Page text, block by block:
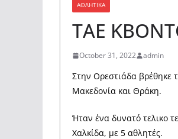
ΑΘΛΗΤΙΚΑ
ΤΑΕ
October 31, 2022 admin
Στην Ορεστιάδα βρέθηκε
Μακεδονία και Θράκη.
Ήταν ένα δυνατό τελικο
Χαλκίδα, με 5 αθλητές.